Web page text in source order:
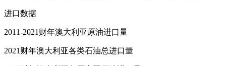
进口数据
2011-2021财年澳大利亚原油进口量
2021财年澳大利亚各类石油总进口量